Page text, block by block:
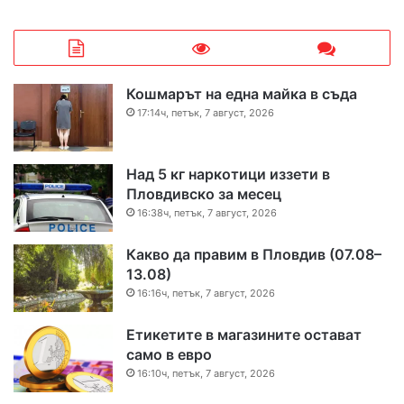
Кошмарът на една майка в съда
17:14ч, петък, 7 август, 2026
Над 5 кг наркотици иззети в
Пловдивско за месец
16:38ч, петък, 7 август, 2026
Какво да правим в Пловдив (07.08–
13.08)
16:16ч, петък, 7 август, 2026
Етикетите в магазините остават
само в евро
16:10ч, петък, 7 август, 2026